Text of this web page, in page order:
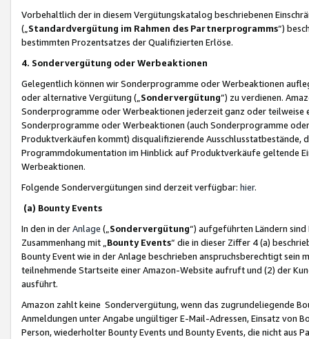
Vorbehaltlich der in diesem Vergütungskatalog beschriebenen
(„ Standardvergütung im Rahmen des Partnerprogramms“)
bestimmten Prozentsatzes der Qualifizierten Erlöse.
4. Sondervergütung oder Werbeaktionen
Gelegentlich können wir Sonderprogramme oder Werbeaktionen
oder alternative Vergütung („ Sondervergütung”) zu verdienen.
Sonderprogramme oder Werbeaktionen jederzeit ganz oder
Sonderprogramme oder Werbeaktionen (auch Sonderprogramme
Produktverkäufen kommt) disqualifizierende Ausschlusstatbestände,
Programmdokumentation im Hinblick auf Produktverkäufe geltende
Werbeaktionen.
Folgende Sondervergütungen sind derzeit verfügbar: hier.
(a) Bounty Events
In den in derAnlage („ Sondervergütung“) aufgeführten Ländern
Zusammenhang mit „ Bounty Events“ die in dieser Ziffer 4 (a)
Bounty Event wie in der Anlage beschrieben anspruchsberechtigt sein
teilnehmende Startseite einer Amazon-Website aufruft und (2) der
ausführt.
Amazon zahlt keine Sondervergütung, wenn das zugrundeliegende
Anmeldungen unter Angabe ungültiger E-Mail-Adressen, Einsatz von
Person, wiederholter Bounty Events und Bounty Events, die nicht